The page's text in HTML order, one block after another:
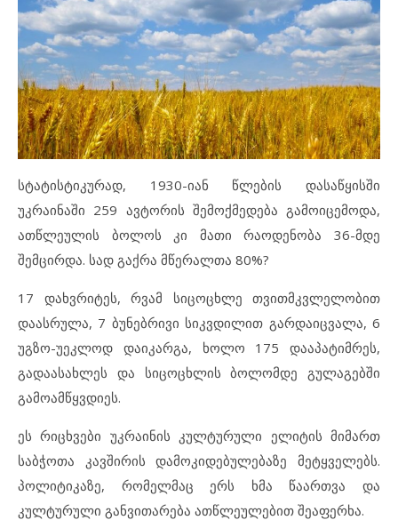
სტატისტიკურად, 1930-იან წლების დასაწყისში
უკრაინაში 259 ავტორის შემოქმედება გამოიცემოდა,
ათწლეულის ბოლოს კი მათი რაოდენობა 36-მდე
შემცირდა. სად გაქრა მწერალთა 80%?
17 დახვრიტეს, რვამ სიცოცხლე თვითმკვლელობით
დაასრულა, 7 ბუნებრივი სიკვდილით გარდაიცვალა, 6
უგზო-უეკლოდ დაიკარგა, ხოლო 175 დააპატიმრეს,
გადაასახლეს და სიცოცხლის ბოლომდე გულაგებში
გამოამწყვდიეს.
ეს რიცხვები უკრაინის კულტურული ელიტის მიმართ
საბჭოთა კავშირის დამოკიდებულებაზე მეტყველებს.
პოლიტიკაზე, რომელმაც ერს ხმა წაართვა და
კულტურული განვითარება ათწლეულებით შეაფერხა.